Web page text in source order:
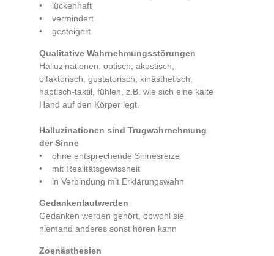
• lückenhaft
• vermindert
• gesteigert
Qualitative Wahrnehmungsstörungen
Halluzinationen: optisch, akustisch,
olfaktorisch, gustatorisch, kinästhetisch,
haptisch-taktil, fühlen, z.B. wie sich eine kalte
Hand auf den Körper legt.
Halluzinationen sind Trugwahrnehmung
der Sinne
• ohne entsprechende Sinnesreize
• mit Realitätsgewissheit
• in Verbindung mit Erklärungswahn
Gedankenlautwerden
Gedanken werden gehört, obwohl sie
niemand anderes sonst hören kann
Zoenästhesien